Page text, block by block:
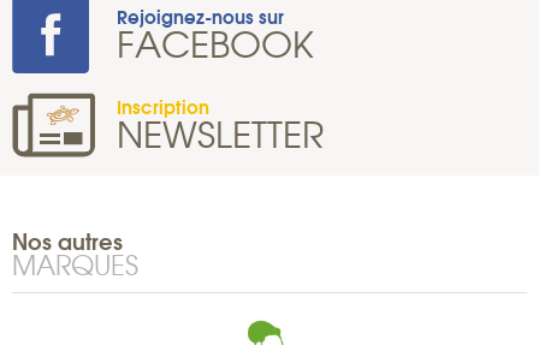
Rejoignez-nous sur
FACEBOOK
Inscription
NEWSLETTER
Nos autres
MARQUES